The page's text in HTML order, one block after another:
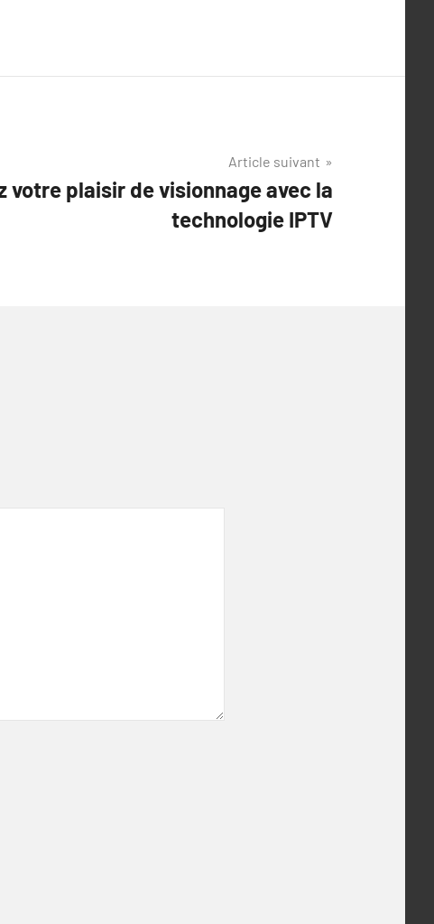
Article suivant
votre plaisir de visionnage avec la
technologie IPTV